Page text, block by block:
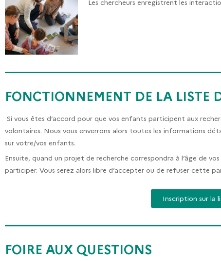
Les chercheurs enregistrent les
FONCTIONNEMENT DE LA LISTE
Si vous êtes d’accord pour que vos enfants participent aux
volontaires. Nous vous enverrons alors toutes les informations
sur votre/vos enfants.
Ensuite, quand un projet de recherche correspondra à l’âge de
participer. Vous serez alors libre d’accepter ou de refuser cette
Inscription sur la
FOIRE AUX QUESTIONS